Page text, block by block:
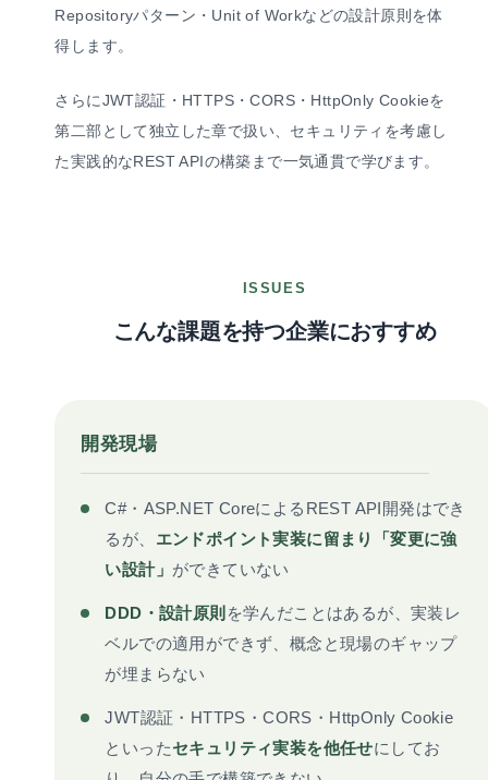
Repositoryパターン・Unit of Workなどの設計原則を体
得します。
さらにJWT認証・HTTPS・CORS・HttpOnly Cookieを
第二部として独立した章で扱い、セキュリティを考慮し
た実践的なREST APIの構築まで一気通貫で学びます。
ISSUES
こんな課題を持つ企業におすすめ
開発現場
C#・ASP.NET CoreによるREST API開発はでき
るが、 エンドポイント実装に留まり「変更に強
い設計」 ができていない
DDD・設計原則 を学んだことはあるが、実装レ
ベルでの適用ができず、概念と現場のギャップ
が埋まらない
JWT認証・HTTPS・CORS・HttpOnly Cookie
といったセキュリティ実装を他任せにしてお